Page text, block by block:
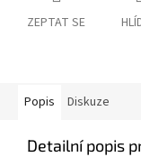
ZEPTAT SE
Popis Diskuze
Detailní popis